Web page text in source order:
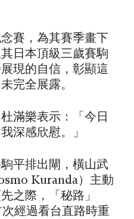
賽，為其賽季畫下
日本頂級三歲賽駒
現的自信，彰顯這
完全展露。
滿樂表示：「今日
深感欣慰。」
平排出閘，橫山武
Kuranda）主動
之際，「秘路」
經過看台直路時重